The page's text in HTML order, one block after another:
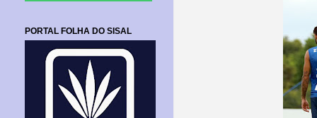
PORTAL FOLHA DO SISAL